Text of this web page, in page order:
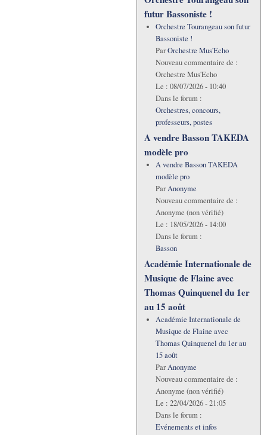
futur Bassoniste !
Orchestre Tourangeau son futur
Bassoniste !
ParOrchestre Mus'Echo
Nouveau commentaire de :
Orchestre Mus'Echo
Le : 08/07/2026 - 10:40
Dans le forum :
Orchestres, concours,
professeurs, postes
A vendre Basson TAKEDA
modèle pro
A vendre Basson TAKEDA
modèle pro
ParAnonyme
Nouveau commentaire de :
Anonyme (non vérifié)
Le : 18/05/2026 - 14:00
Dans le forum :
Basson
Académie Internationale de
Musique de Flaine avec
Thomas Quinquenel du 1er
au 15 août
Académie Internationale de
Musique de Flaine avec
Thomas Quinquenel du 1er au
15 août
ParAnonyme
Nouveau commentaire de :
Anonyme (non vérifié)
Le : 22/04/2026 - 21:05
Dans le forum :
Evénements et infos